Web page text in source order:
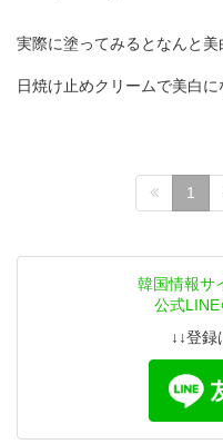
実際に塗ってみるとなんと
日焼け止めクリームで美白
1
韓国情報サ
公式
↓↓登録